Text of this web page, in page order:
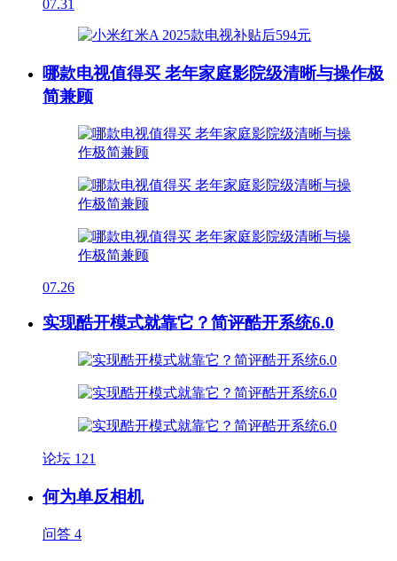
07.31
哪款电视值得买 老年家庭影院级清晰与操作极
简兼顾
07.26
实现酷开模式就靠它？简评酷开系统6.0
论坛 121
何为单反相机
问答 4